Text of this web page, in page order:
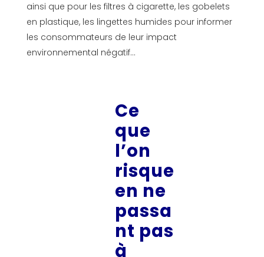
ainsi que pour les filtres à cigarette, les gobelets
en plastique, les lingettes humides pour informer
les consommateurs de leur impact
environnemental négatif…
Ce
que
l’on
risque
en ne
passa
nt pas
à